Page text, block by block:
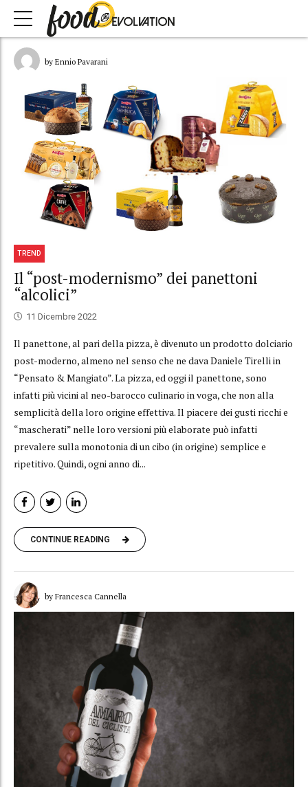
by Ennio Pavarani
TREND
Il “post-modernismo” dei panettoni
“alcolici”
11 Dicembre 2022
Il panettone, al pari della pizza, è divenuto un prodotto dolciario
post-moderno, almeno nel senso che ne dava Daniele Tirelli in
“Pensato & Mangiato”. La pizza, ed oggi il panettone, sono
infatti più vicini al neo-barocco culinario in voga, che non alla
semplicità della loro origine effettiva. Il piacere dei gusti ricchi e
“mascherati” nelle loro versioni più elaborate può infatti
prevalere sulla monotonia di un cibo (in origine) semplice e
ripetitivo. Quindi, ogni anno di...
CONTINUE READING
by Francesca Cannella